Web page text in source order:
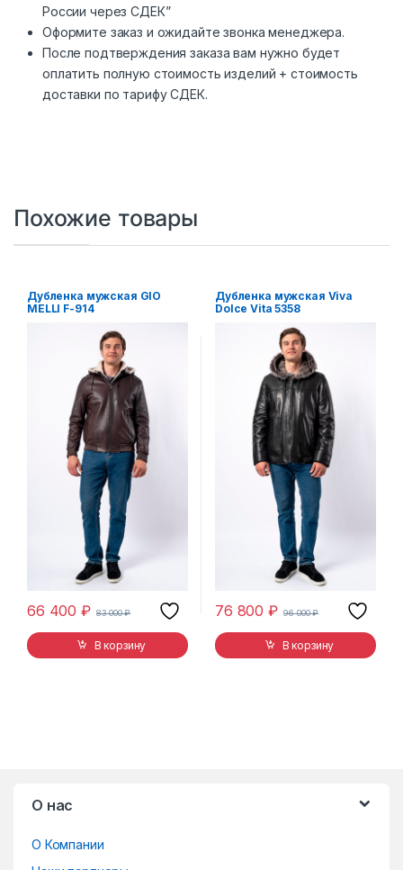
России через СДЕК”
Оформите заказ и ожидайте звонка менеджера.
После подтверждения заказа вам нужно будет
оплатить полную стоимость изделий + стоимость
доставки по тарифу СДЕК.
Похожие товары
Дубленка мужская GIO
MELLI F-914
66 400₽ 83 000₽
В корзину
Дубленка мужская Viva
Dolce Vita 5358
76 800₽ 96 000₽
В корзину
О нас
О Компании